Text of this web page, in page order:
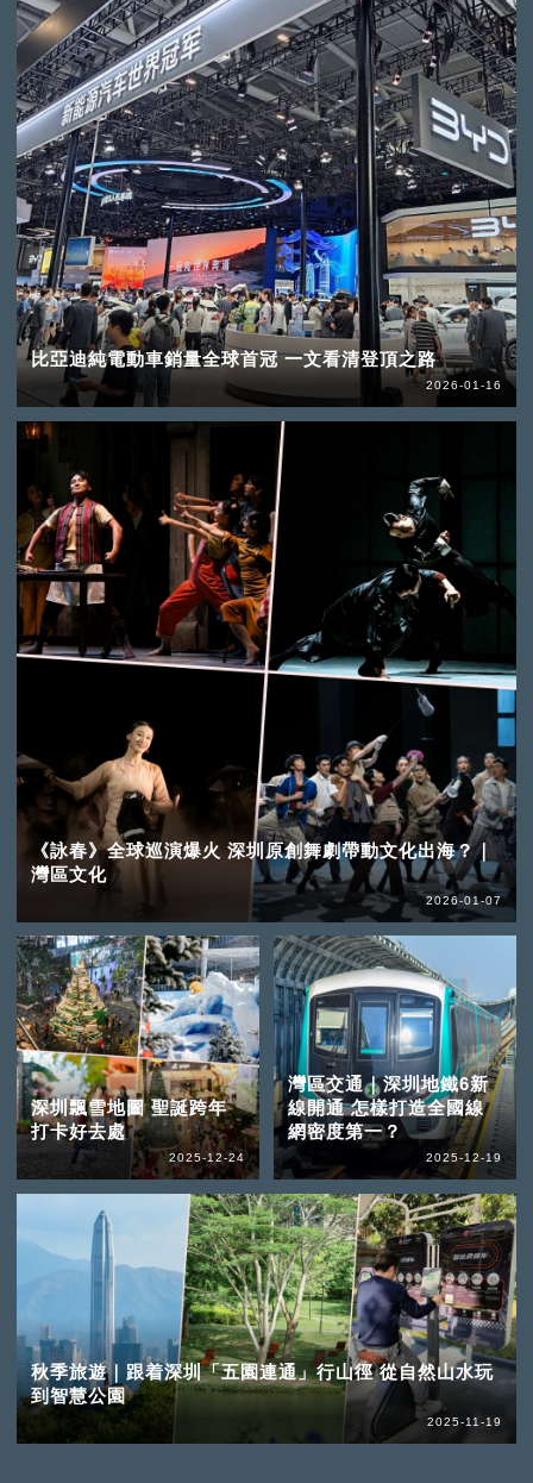
比亞迪純電動車銷量全球首冠 一文看清登頂之路
2026-01-16
《詠春》全球巡演爆火 深圳原創舞劇帶動文化出海？｜
灣區文化
2026-01-07
深圳飄雪地圖 聖誕跨年
打卡好去處
2025-12-24
灣區交通｜深圳地鐵6新
線開通 怎樣打造全國線
網密度第一？
2025-12-19
秋季旅遊｜跟着深圳「五園連通」行山徑 從自然山水玩
到智慧公園
2025-11-19